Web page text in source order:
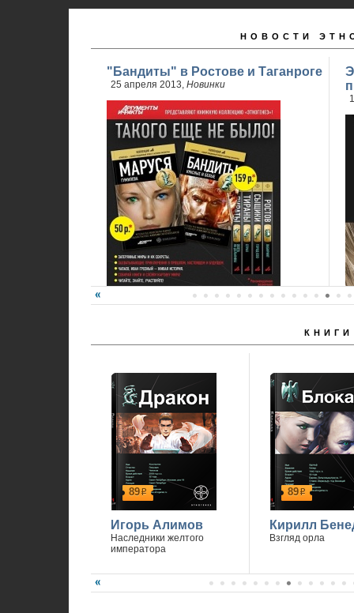
НОВОСТИ
"Бандиты" в Ростове и Таганроге
25 апреля 2013, Новинки
24 апреля стартовали продажи 2 книги
КНИГИ
89р
Игорь Алимов
Наследники желтого
императора
89р
Кирилл
Взгляд орла